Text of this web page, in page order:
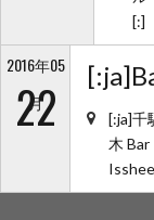
[:]
2016年05
月
22
[:ja]千
木 Bar